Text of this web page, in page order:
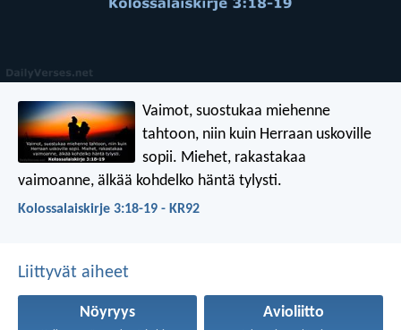
Vaimot, suostukaa miehenne
tahtoon, niin kuin Herraan uskoville
sopii. Miehet, rakastakaa
vaimoanne, älkää kohdelko häntä tylysti.
Kolossalaiskirje 3:18-19 - KR92
Liittyvät aiheet
Nöyryys Avioliitto